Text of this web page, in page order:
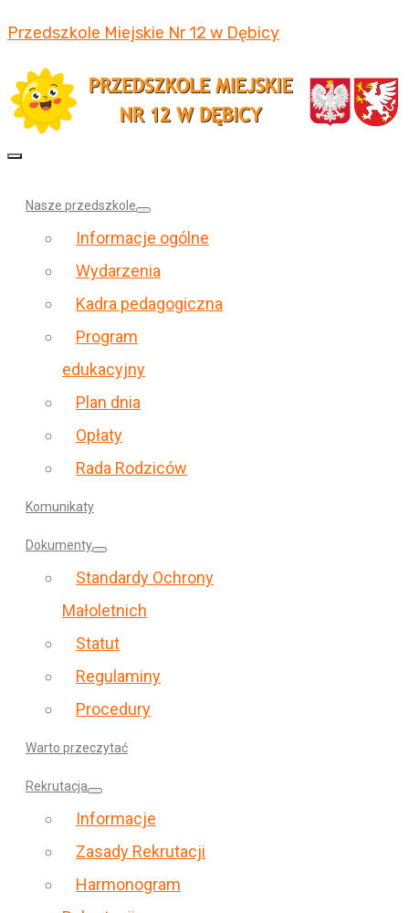
Przedszkole Miejskie Nr 12 w Dębicy
Nasze przedszkole
Informacje ogólne
Wydarzenia
Kadra pedagogiczna
Program
edukacyjny
Plan dnia
Opłaty
Rada Rodziców
Komunikaty
Dokumenty
Standardy Ochrony
Małoletnich
Statut
Regulaminy
Procedury
Warto przeczytać
Rekrutacja
Informacje
Zasady Rekrutacji
Harmonogram